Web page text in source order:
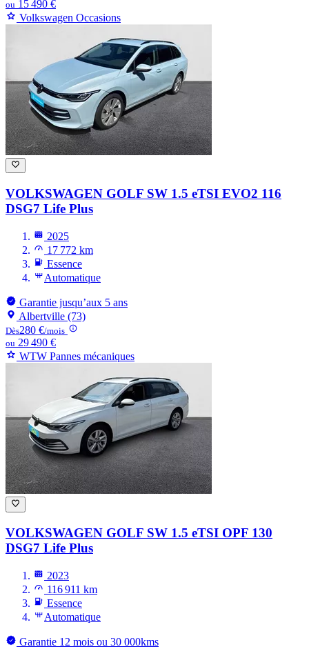
ou 15 490 €
Volkswagen Occasions
VOLKSWAGEN GOLF SW 1.5 eTSI EVO2 116
DSG7 Life Plus
2025
17 772 km
Essence
Automatique
Garantie jusqu’aux 5 ans
Albertville (73)
Dès280 €/mois
ou 29 490 €
WTW Pannes mécaniques
VOLKSWAGEN GOLF SW 1.5 eTSI OPF 130
DSG7 Life Plus
2023
116 911 km
Essence
Automatique
Garantie 12 mois ou 30 000kms